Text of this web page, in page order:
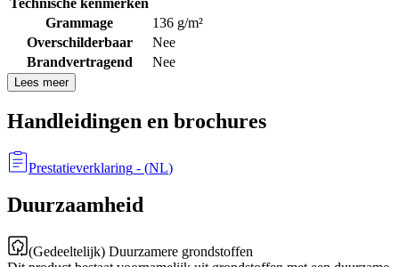
Grammage
136 g/m²
Overschilderbaar
Nee
Brandvertragend
Nee
Lees meer
Handleidingen en brochures
Prestatieverklaring - (NL)
Duurzaamheid
(Gedeeltelijk) Duurzamere grondstoffen